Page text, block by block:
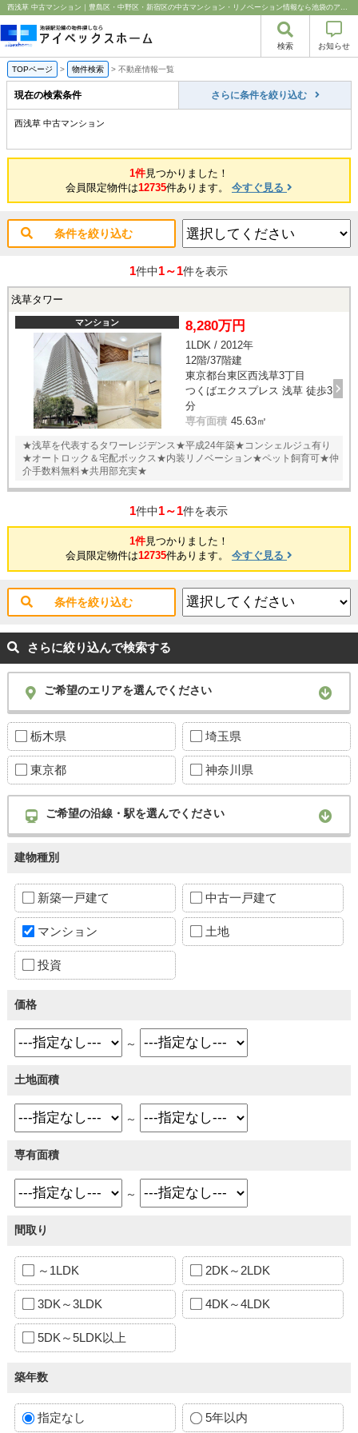
西浅草 中古マンション｜豊島区・中野区・新宿区の中古マンション・リノベーション情報なら池袋のアイベックスホーム！
検索 お知らせ
TOPページ > 物件検索 > 不動産情報一覧
現在の検索条件 さらに条件を絞り込む
西浅草 中古マンション
1件見つかりました！
会員限定物件は12735件あります。 今すぐ見る
条件を絞り込む
1件中1～1件を表示
浅草タワー
マンション 8,280万円
1LDK / 2012年
12階/37階建
東京都台東区西浅草3丁目
つくばエクスプレス 浅草 徒歩3
分
専有面積 45.63㎡
★浅草を代表するタワーレジデンス★平成24年築★コンシェルジュ有り
★オートロック＆宅配ボックス★内装リノベーション★ペット飼育可★仲
介手数料無料★共用部充実★
1件中1～1件を表示
1件見つかりました！
会員限定物件は12735件あります。 今すぐ見る
条件を絞り込む
さらに絞り込んで検索する
ご希望のエリアを選んでください
栃木県 埼玉県
東京都 神奈川県
ご希望の沿線・駅を選んでください
建物種別
新築一戸建て 中古一戸建て
マンション 土地
投資
価格
～
土地面積
～
専有面積
～
間取り
～1LDK 2DK～2LDK
3DK～3LDK 4DK～4LDK
5DK～5LDK以上
築年数
指定なし 5年以内